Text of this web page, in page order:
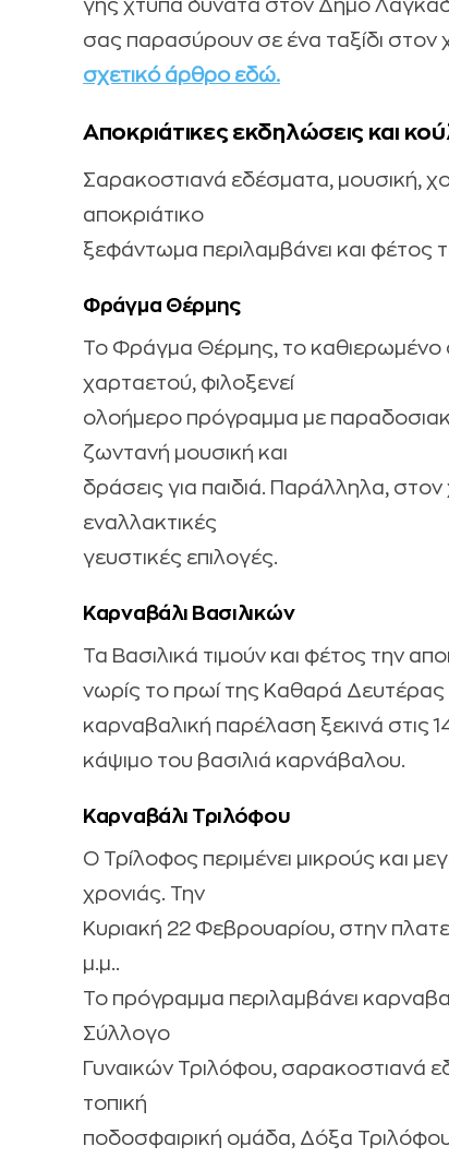
γης χτυπά δυνατά στον Δήμο
σας παρασύρουν σε ένα ταξίδι στον
σχετικό άρθρο εδώ.
Αποκριάτικες εκδηλώσεις και
Σαρακοστιανά εδέσματα, μουσική,
αποκριάτικο
ξεφάντωμα περιλαμβάνει και
Φράγμα Θέρμης
Το Φράγμα Θέρμης, το καθιερωμένο
χαρταετού, φιλοξενεί
ολοήμερο πρόγραμμα με
ζωντανή μουσική και
δράσεις για παιδιά. Παράλληλα,
εναλλακτικές
γευστικές επιλογές.
Καρναβάλι Βασιλικών
Τα Βασιλικά τιμούν και φέτος την
νωρίς το πρωί της Καθαρά
καρναβαλική παρέλαση ξεκινά στις
κάψιμο του βασιλιά καρνάβαλου.
Καρναβάλι Τριλόφου
Ο Τρίλοφος περιμένει μικρούς και
χρονιάς. Την
Κυριακή 22 Φεβρουαρίου, στην
μ.μ..
Το πρόγραμμα περιλαμβάνει
Σύλλογο
Γυναικών Τριλόφου, σαρακοστιανά
τοπική
ποδοσφαιρική ομάδα, Δόξα